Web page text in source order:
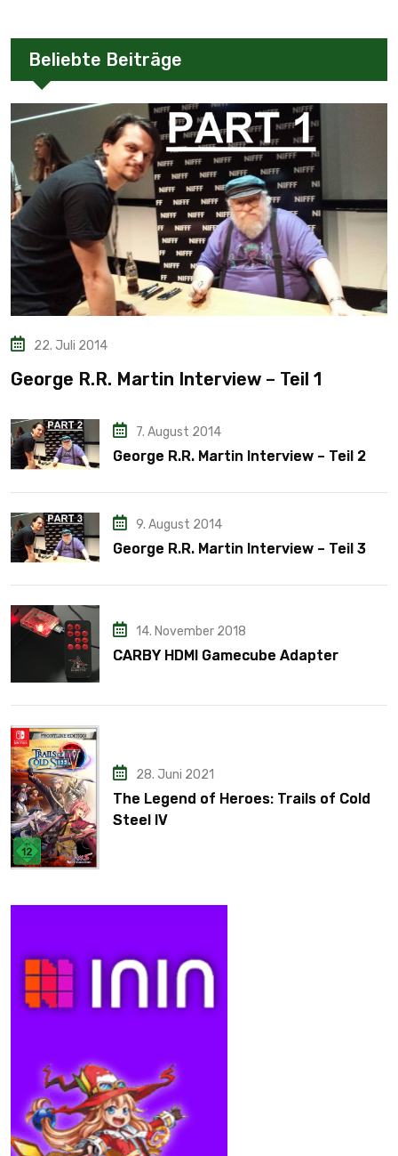
Beliebte Beiträge
22. Juli 2014
George R.R. Martin Interview – Teil 1
7. August 2014
George R.R. Martin Interview – Teil 2
9. August 2014
George R.R. Martin Interview – Teil 3
14. November 2018
CARBY HDMI Gamecube Adapter
28. Juni 2021
The Legend of Heroes: Trails of Cold
Steel IV